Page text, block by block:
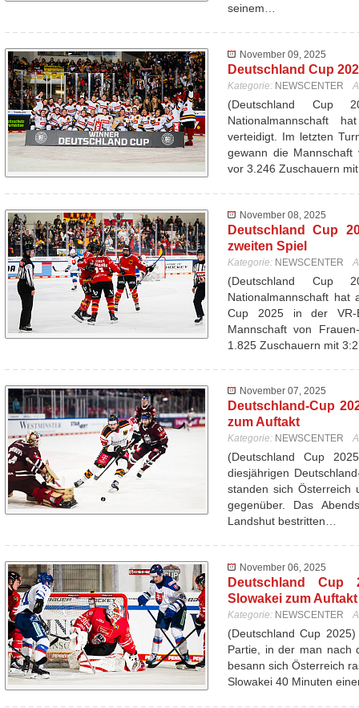
seinem…
November 09, 2025
Deutschland Cup
Kategorie: NEWSCENTER
(Deutschland Cup
Nationalmannschaft
verteidigt. Im letzten
gewann die Mannschaft
vor 3.246 Zuschauern
November 08, 2025
Deutschland Cup
zweiten Spiel
Kategorie: NEWSCENTER
(Deutschland Cup
Nationalmannschaft hat
Cup 2025 in der VR-
Mannschaft von
1.825 Zuschauern mit
November 07, 2025
Deutschland-Cup
zum Auftakt
Kategorie: NEWSCENTER
(Deutschland Cup
diesjährigen
standen sich Österreich
gegenüber. Das
Landshut bestritten…
November 06, 2025
Deutschland Cup
Slowakei zum
Kategorie: NEWSCENTER
(Deutschland Cup
Partie, in der man nach
besann sich Österreich
Slowakei 40 Minuten